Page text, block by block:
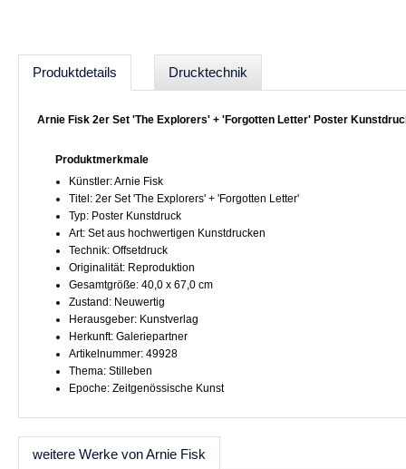
Produktdetails Drucktechnik
Arnie Fisk 2er Set 'The Explorers' + 'Forgotten Letter' Poster
Produktmerkmale
Künstler: Arnie Fisk
Titel: 2er Set 'The Explorers' + 'Forgotten Letter'
Typ: Poster Kunstdruck
Art: Set aus hochwertigen Kunstdrucken
Technik: Offsetdruck
Originalität: Reproduktion
Gesamtgröße: 40,0 x 67,0 cm
Zustand: Neuwertig
Herausgeber: Kunstverlag
Herkunft: Galeriepartner
Artikelnummer: 49928
Thema: Stilleben
Epoche: Zeitgenössische Kunst
weitere Werke von Arnie Fisk